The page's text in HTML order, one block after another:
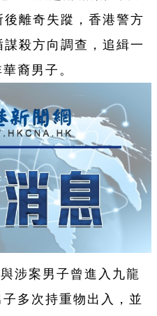
離奇失蹤，香港警方
殺方向調查，追緝一
裔男子。
涉案男子曾進入九龍
多次持重物出入，並